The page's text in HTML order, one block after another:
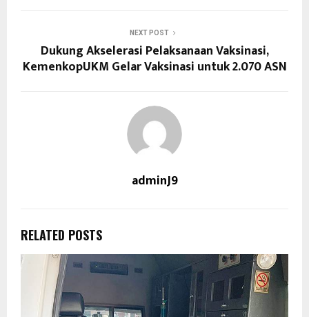
NEXT POST
Dukung Akselerasi Pelaksanaan Vaksinasi,
KemenkopUKM Gelar Vaksinasi untuk 2.070 ASN
adminJ9
RELATED POSTS